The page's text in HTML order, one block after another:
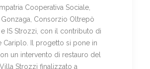
Cooperativa Sociale,
Consorzio Oltrepò
IS Strozzi, con il contributo di
Cariplo. Il progetto si pone in
un intervento di restauro del
Strozzi finalizzato a